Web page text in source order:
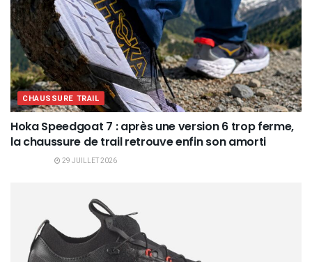
CHAUSSURE TRAIL
Hoka Speedgoat 7 : après une version 6 trop ferme,
la chaussure de trail retrouve enfin son amorti
29 JUILLET 2026